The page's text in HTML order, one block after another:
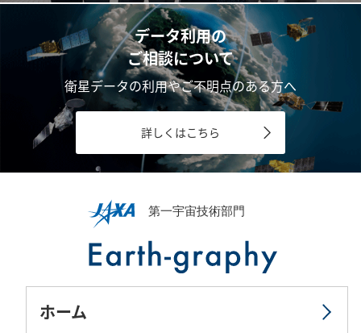
データ利用の
ご相談について
衛星データの利用やご不明点のある方へ
詳しくはこちら
ホーム